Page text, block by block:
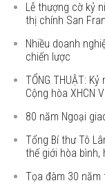
Lễ thượng cờ kỷ
thị chính San
Nhiều doanh
chiến lược
TỔNG THUẬT:
Cộng hòa XHCN
80 năm Ngoại
Tổng Bí thư Tô
thế giới hòa
Tọa đàm 30 năm